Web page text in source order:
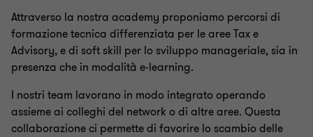
Attraverso la nostra academy proponiamo percorsi di
formazione tecnica differenziata per le aree Tax e
Advisory, e di soft skill per lo sviluppo manageriale, sia in
presenza che in modalità e-learning.
I nostri team lavorano in modo integrato operando
assieme ai colleghi del network o di altre aree. Questa
collaborazione ci permette di favorire lo scambio delle